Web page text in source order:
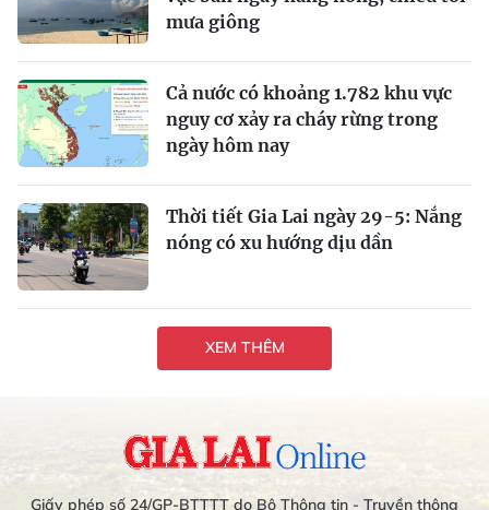
mưa giông
Cả nước có khoảng 1.782 khu vực
nguy cơ xảy ra cháy rừng trong
ngày hôm nay
Thời tiết Gia Lai ngày 29-5: Nắng
nóng có xu hướng dịu dần
XEM THÊM
Giấy phép số 24/GP-BTTTT do Bộ Thông tin - Truyền thông